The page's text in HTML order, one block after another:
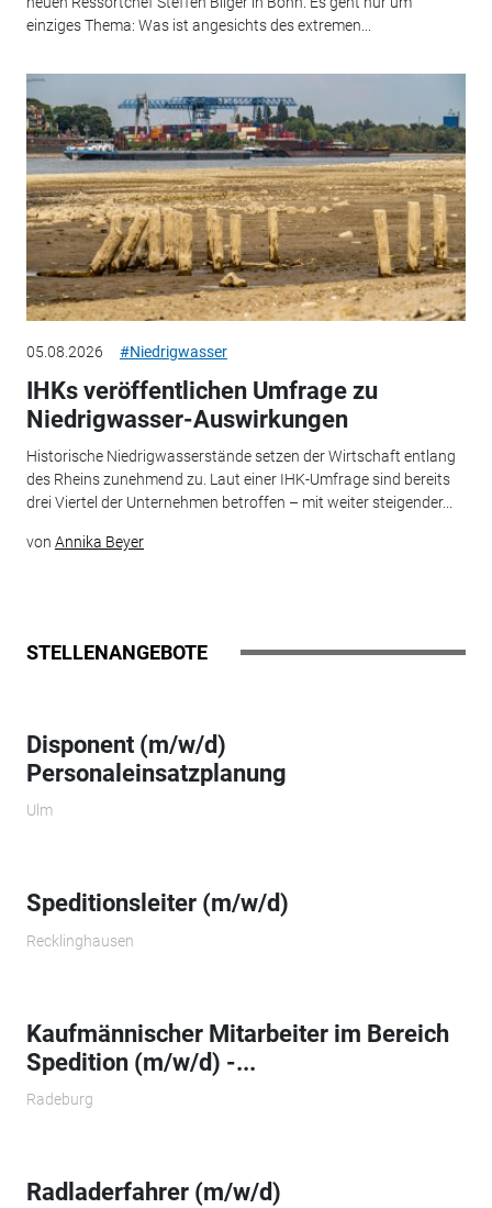
einziges Thema: Was ist angesichts des extremen...
05.08.2026 #Niedrigwasser
IHKs veröffentlichen Umfrage zu
Niedrigwasser-Auswirkungen
Historische Niedrigwasserstände setzen der Wirtschaft entlang
des Rheins zunehmend zu. Laut einer IHK-Umfrage sind bereits
drei Viertel der Unternehmen betroffen – mit weiter steigender...
von Annika Beyer
STELLENANGEBOTE
Disponent (m/w/d)
Personaleinsatzplanung
Ulm
Speditionsleiter (m/w/d)
Recklinghausen
Kaufmännischer Mitarbeiter im Bereich
Spedition (m/w/d) -...
Radeburg
Radladerfahrer (m/w/d)